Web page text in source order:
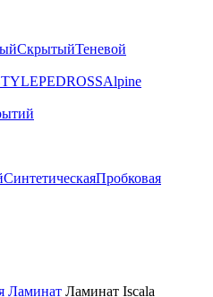
СкрытыйТеневой
PEDROSSAlpine
СинтетическаяПробковая
Ламинат Ламинат Iscala